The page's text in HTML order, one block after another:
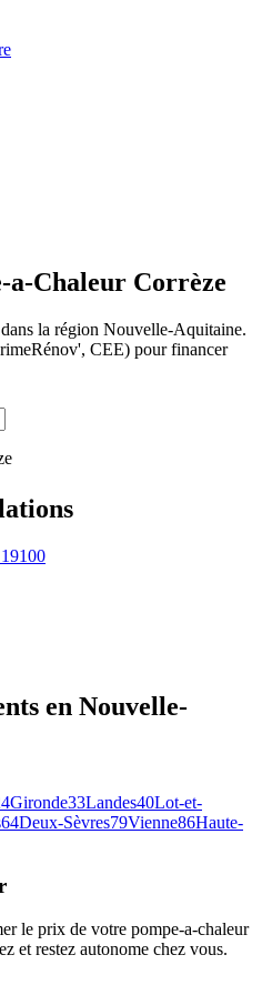
a-Chaleur Corrèze
la région Nouvelle-Aquitaine.
CEE) pour financer
19100
en Nouvelle-
Gironde33Landes40Lot-et-
64Deux-Sèvres79Vienne86Haute-
le prix de votre pompe-a-chaleur
et restez autonome chez vous.